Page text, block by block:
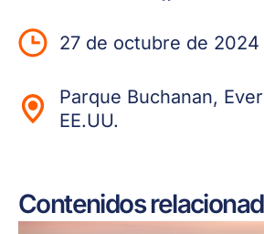
27 de octubre de 2024
Parque Buchanan,
EE.UU.
Contenidos